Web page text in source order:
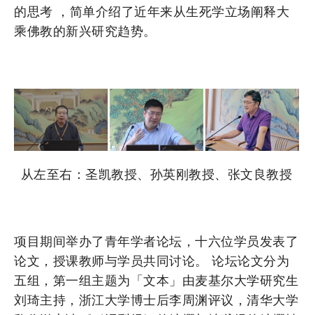
的思考 ，简单介绍了近年来从生死学立场阐释大
乘佛教的新兴研究趋势。
从左至右：圣凯教授、孙英刚教授、张文良教授
项目期间举办了青年学者论坛，十六位学员发表了
论文，授课教师与学员共同讨论。 论坛论文分为
五组，第一组主题为「文本」由麦基尔大学研究生
刘琦主持，浙江大学博士后李周渊评议，清华大学